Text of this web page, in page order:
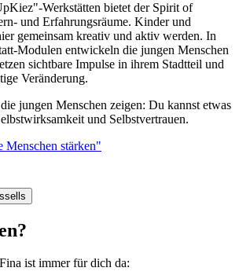
Werkstätten bietet der Spirit of
und Erfahrungsräume. Kinder und
gemeinsam kreativ und aktiv werden. In
Modulen entwickeln die jungen Menschen
sichtbare Impulse in ihrem Stadtteil und
Veränderung.
jungen Menschen zeigen: Du kannst etwas
und Selbstvertrauen.
Menschen stärken"
ist immer für dich da: